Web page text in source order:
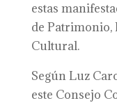
estas
de
Cultural.
Según Luz
este Consejo